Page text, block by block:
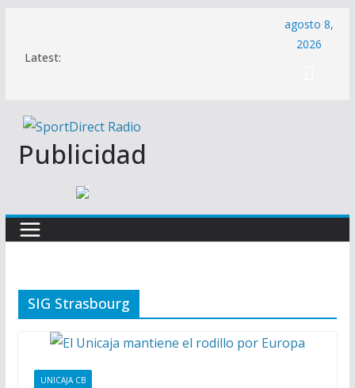
contenido
Latest:
agosto 8,
2026
Publicidad
SIG Strasbourg
UNICAJA CB